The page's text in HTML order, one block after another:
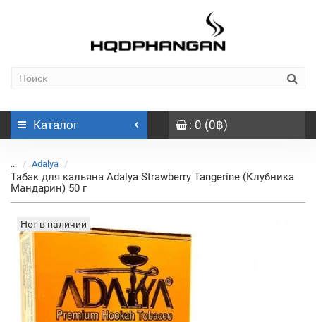
Каталог : 0 (0฿)
... Adalya
Табак для кальяна Adalya Strawberry Tangerine (Клубника
Мандарин) 50 г
Нет в наличии